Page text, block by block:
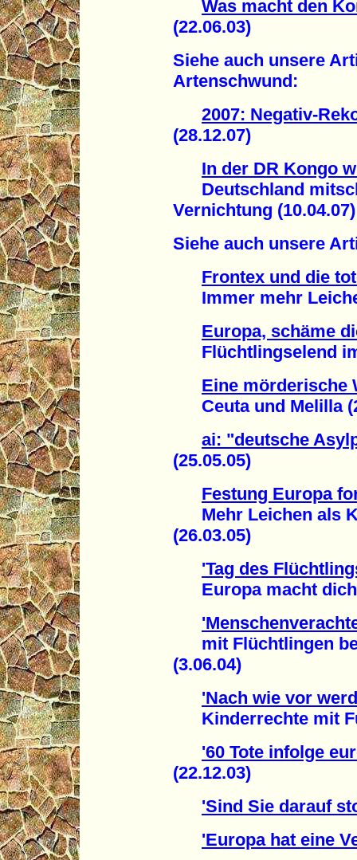
Was macht den
(22.06.03)
Siehe auch unsere
Artenschwund:
2007: Negativ-
(28.12.07)
In der DR Kongo
Deutschland
Vernichtung (10.04.07)
Siehe auch unsere
Frontex und die
Immer mehr
Europa, schäme
Flüchtlingselend im
Eine mörderische
Ceuta und Melilla
ai: "deutsche
(25.05.05)
Festung Europa
Mehr Leichen als
(26.03.05)
'Tag des
Europa macht
mit Flüchtlingen
(3.06.04)
'Nach wie vor
Kinderrechte mit
'60 Tote infolge
(22.12.03)
'Sind Sie darauf
'Europa hat eine